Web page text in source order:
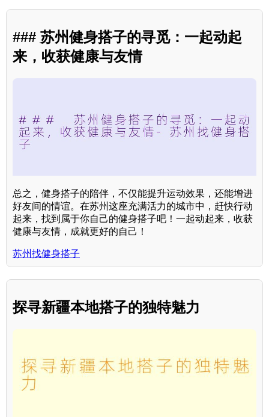
### 苏州健身搭子的寻觅：一起动起
来，收获健康与友情
总之，健身搭子的陪伴，不仅能提升运动效果，还能增进
好友间的情谊。在苏州这座充满活力的城市中，赶快行动
起来，找到属于你自己的健身搭子吧！一起动起来，收获
健康与友情，成就更好的自己！
苏州找健身搭子
探寻新疆本地搭子的独特魅力